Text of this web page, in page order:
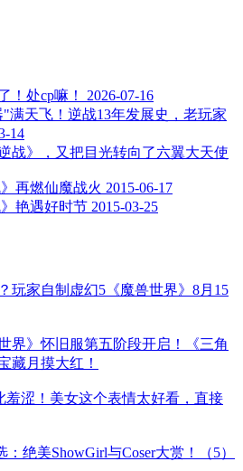
！处cp嘛！
2026-07-16
满天飞！逆战13年发展史，老玩家
14
战》，又把目光转向了六翼大天使
再燃仙魔战火 2015-06-17
艳遇好时节 2015-03-25
玩家自制虚幻5《魔兽世界》8月15
界》怀旧服第五阶段开启！《三角
藏月摸大红！
羞涩！美女这个表情太好看，直接
：绝美ShowGirl与Coser大赏！（5）